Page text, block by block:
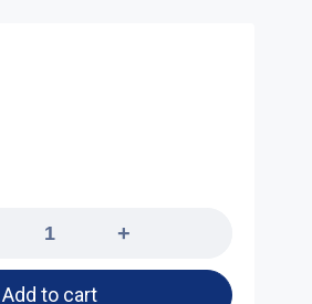
Add to cart